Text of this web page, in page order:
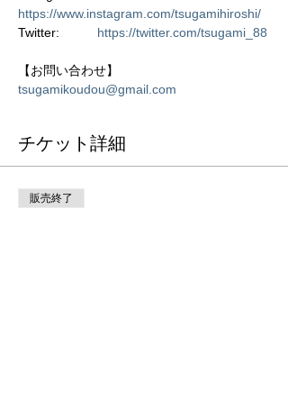
https://www.instagram.com/tsugamihiroshi/
Twitter: https://twitter.com/tsugami_88
tsugamikoudou@gmail.com
チケット詳細
販売終了